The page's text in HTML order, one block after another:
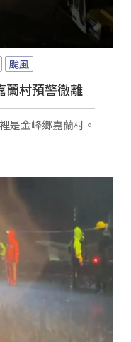
颱風
蘭村預警徹離
是金峰鄉嘉蘭村。